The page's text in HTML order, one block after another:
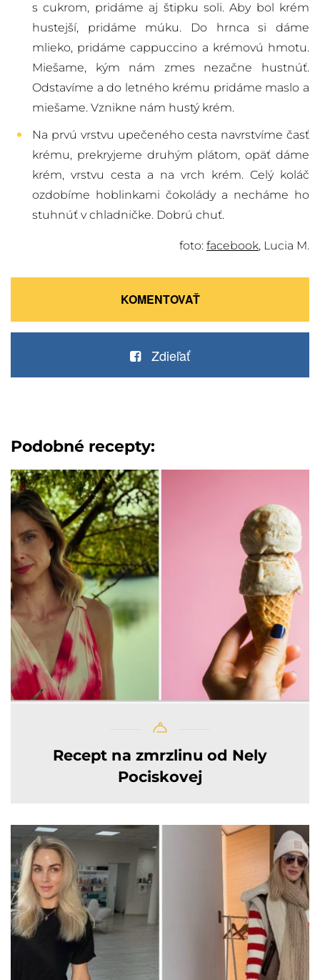
s cukrom, pridáme aj štipku soli. Aby bol krém
hustejší, pridáme múku. Do hrnca si dáme
mlieko, pridáme cappuccino a krémovú hmotu.
Miešame, kým nám zmes nezačne hustnúť.
Odstavíme a do letného krému pridáme maslo a
miešame. Vznikne nám hustý krém.
Na prvú vrstvu upečeného cesta navrstvíme časť
krému, prekryjeme druhým plátom, opäť dáme
krém, vrstvu cesta a na vrch krém. Celý koláč
ozdobíme hoblinkami čokolády a necháme ho
stuhnúť v chladničke. Dobrú chuť.
foto: facebook, Lucia M.
KOMENTOVAŤ
Zdieľať
Podobné recepty:
Recept na zmrzlinu od Nely
Pociskovej